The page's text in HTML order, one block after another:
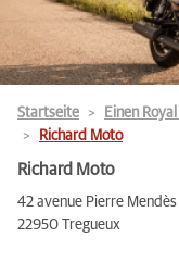
Startseite Einen
Richard Moto
Richard Moto
42 avenue Pierre Mendès
22950 Tregueux